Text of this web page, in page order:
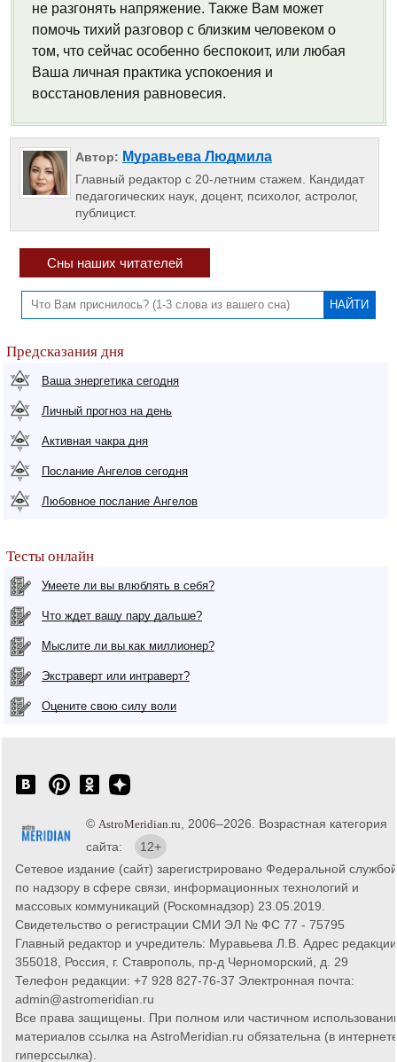
не разгонять напряжение. Также Вам может
помочь тихий разговор с близким человеком о
том, что сейчас особенно беспокоит, или любая
Ваша личная практика успокоения и
восстановления равновесия.
Автор: Муравьева Людмила
Главный редактор с 20-летним стажем. Кандидат
педагогических наук, доцент, психолог, астролог,
публицист.
Сны наших читателей
Предсказания дня
Ваша энергетика сегодня
Личный прогноз на день
Активная чакра дня
Послание Ангелов сегодня
Любовное послание Ангелов
Тесты онлайн
Умеете ли вы влюблять в себя?
Что ждет вашу пару дальше?
Мыслите ли вы как миллионер?
Экстраверт или интраверт?
Оцените свою силу воли
© AstroMeridian.ru , 2006–2026. Возрастная категория
сайта:
12+
Сетевое издание (сайт) зарегистрировано Федеральной службой
по надзору в сфере связи, информационных технологий и
массовых коммуникаций (Роскомнадзор) 23.05.2019.
Свидетельство о регистрации СМИ ЭЛ № ФС 77 - 75795
Главный редактор и учредитель: Муравьева Л.В. Адрес
355018, Россия, г. Ставрополь, пр-д Черноморский, д. 29
Телефон редакции: +7 928 827-76-37 Электронная почта:
admin@astromeridian.ru
Все права защищены. При полном или частичном
материалов ссылка на AstroMeridian.ru обязательна (в
гиперссылка).